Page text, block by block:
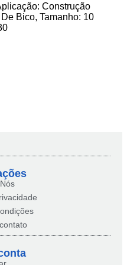
Construção
Bico, Tamanho: 10